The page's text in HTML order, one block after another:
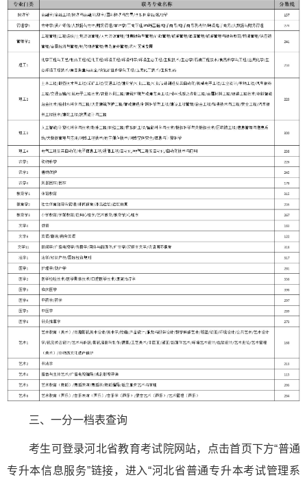
三、一分一档表查询
考生可登录河北省教育考试院网站，点击首页下方“普通
专升本信息服务”链接，进入“河北省普通专升本考试管理系